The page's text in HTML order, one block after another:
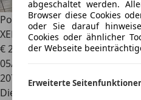
abgeschaltet werden.
Browser diese Cookies
oder Sie darauf
Cookies oder ähnlicher
der Webseite
Erweiterte
Porsche CayenneS Diesel
XENON*KAMERA*21
€ 25.999€ 26.999,-
05/2016
207.000 km
Diesel